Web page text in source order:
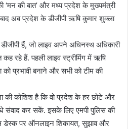
‘मन की बात’ और मध्य प्रदेश के मुख्यमंत्री
अब प्रदेश के डीजीपी ऋषि कुमार शुक्ला
हैं, जो लाइव अपने अधिनस्थ अधिकारी
रहे हैं. पहली लाइव स्ट्रीमिंग में ऋषि
को प्रभावी बनाने और सभी को टीम की
की कोशिश है कि वो प्रदेश के हर छोटे और
संवाद कर सकें. इसके लिए एमपी पुलिस की
डेस्क पर ऑनलाइन शिकायत, सुझाव और